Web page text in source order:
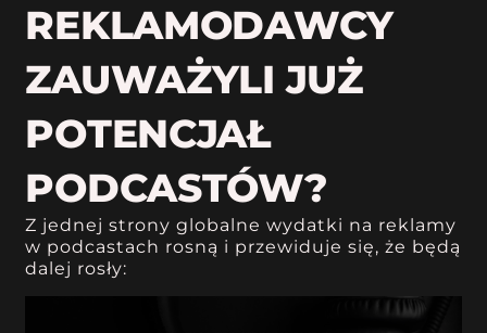
REKLAMODAWCY
ZAUWAŻYLI JUŻ
POTENCJAŁ
PODCASTÓW?
Z jednej strony globalne wydatki na reklamy
w podcastach rosną i przewiduje się, że będą
dalej rosły: